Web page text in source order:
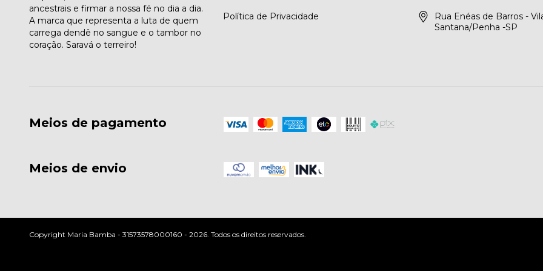
ancestrais e firmar a nossa fé no dia a dia.
A marca que representa a luta de quem
carrega dendê no sangue e o tambor no
coração. Saravá o terreiro!
Política de Privacidade
Rua Enéas de Barros -
Santana/Penha -SP
Meios de pagamento
Meios de envio
Copyright Maria Bamba - 31573578000160 - 2026. Todos os direitos reservados.